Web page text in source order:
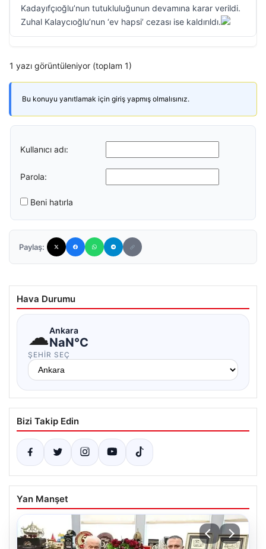
Kadayıfçıoğlu’nun tutukluluğunun devamına karar verildi.
Zuhal Kalaycıoğlu’nun ‘ev hapsi’ cezası ise kaldırıldı.
1 yazı görüntüleniyor (toplam 1)
Bu konuyu yanıtlamak için giriş yapmış olmalısınız.
Kullanıcı adı:
Parola:
Beni hatırla
Paylaş:
Hava Durumu
☁Ankara
NaN°C
ŞEHIR SEÇ
Bizi Takip Edin
Yan Manşet